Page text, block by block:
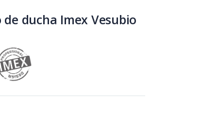
ducha Imex Vesubio